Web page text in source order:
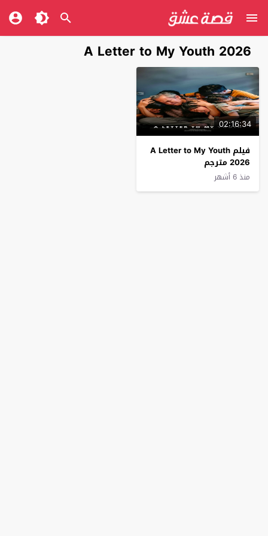
A Letter to My Youth 2026
02:16:34
فيلم A Letter to My Youth
2026 مترجم
منذ 6 أشهر